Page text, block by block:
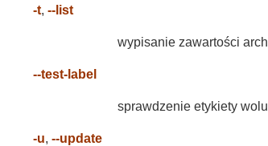
-t, --list
wypisanie zawartości
--test-label
sprawdzenie etykiety
-u, --update